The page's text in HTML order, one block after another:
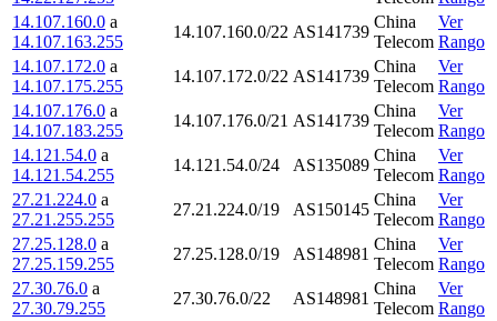
14.107.160.0 a
14.107.163.255
14.107.160.0/22 AS141739
China
Telecom
Ver
Rango
14.107.172.0 a
14.107.175.255
14.107.172.0/22 AS141739
China
Telecom
Ver
Rango
14.107.176.0 a
14.107.183.255
14.107.176.0/21 AS141739
China
Telecom
Ver
Rango
14.121.54.0 a
14.121.54.255
14.121.54.0/24 AS135089
China
Telecom
Ver
Rango
27.21.224.0 a
27.21.255.255
27.21.224.0/19 AS150145
China
Telecom
Ver
Rango
27.25.128.0 a
27.25.159.255
27.25.128.0/19 AS148981
China
Telecom
Ver
Rango
27.30.76.0 a
27.30.79.255
27.30.76.0/22 AS148981
China
Telecom
Ver
Rango